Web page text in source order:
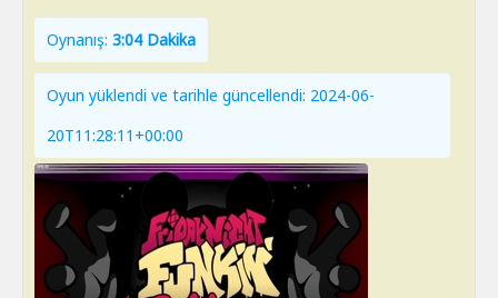
Oynanış: 3:04 Dakika
Oyun yüklendi ve tarihle güncellendi: 2024-06-
20T11:28:11+00:00